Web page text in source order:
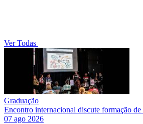
Ver Todas
Graduação
Encontro internacional discute formação de
07 ago 2026